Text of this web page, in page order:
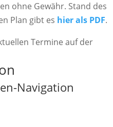
ohne Gewähr. Stand des
Plan gibt es hier als PDF.
Termine auf der
Navigation